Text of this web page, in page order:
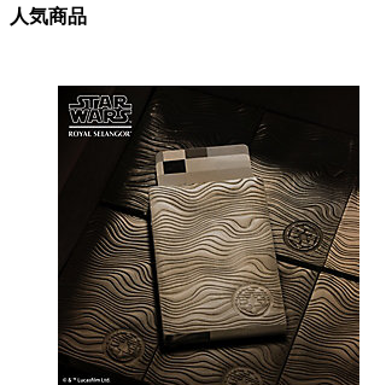
人気商品